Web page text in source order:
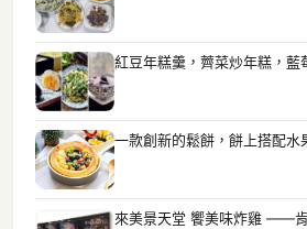
紅豆年糕羹，薺菜炒年糕，
一款創新的鬆餅，餅上搭配水
來美景天堂 饗美味炸雞 ——